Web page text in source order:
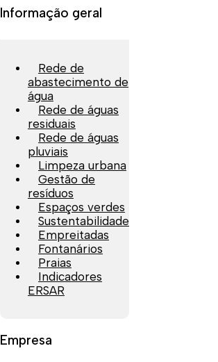
Informação geral
Rede de
abastecimento de
água
Rede de águas
residuais
Rede de águas
pluviais
Limpeza urbana
Gestão de
resíduos
Espaços verdes
Sustentabilidade
Empreitadas
Fontanários
Praias
Indicadores
ERSAR
Empresa